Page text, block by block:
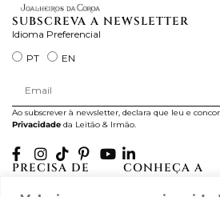
SUBSCREVA A NEWSLETTER
Idioma Preferencial
PT
EN
Ao subscrever à newsletter, declara que leu e
Privacidade da Leitão & Irmão.
PRECISA DE
CONHEÇA A